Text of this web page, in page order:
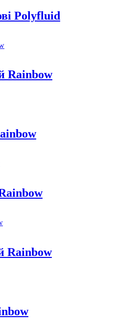
Polyfluid
Rainbow
Rainbow